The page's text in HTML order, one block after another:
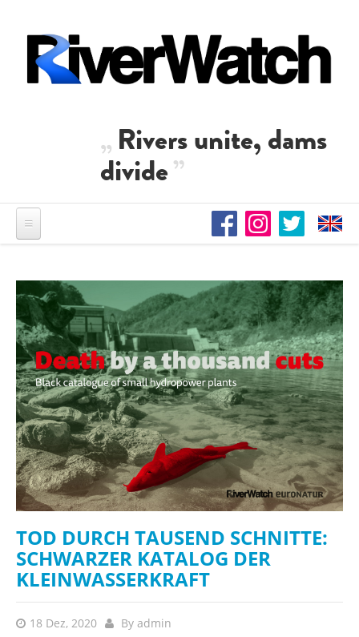
Rivers unite, dams
divide
TOD DURCH TAUSEND SCHNITTE:
SCHWARZER KATALOG DER
KLEINWASSERKRAFT
18 Dez, 2020 By admin